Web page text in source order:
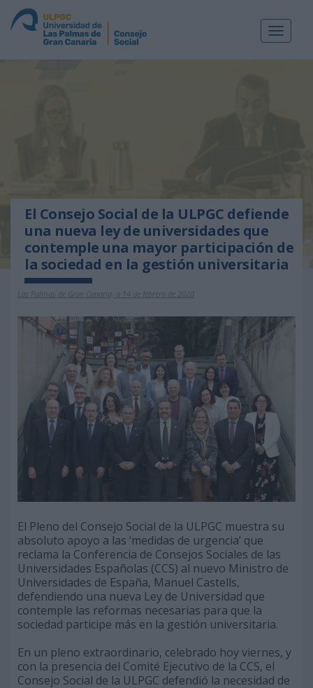
Toggle
El Consejo Social de la ULPGC defiende
una nueva ley de universidades que
contemple una mayor participación de
la sociedad en la gestión universitaria
Las Palmas de Gran Canaria, a 14 de febrero de 2020
El Pleno del Consejo Social de la ULPGC muestra su
absoluto apoyo a las ‘medidas de urgencia’ que
reclama la Conferencia de Consejos Sociales de las
Universidades Españolas (CCS) al nuevo Ministro de
Universidades de España, Manuel Castells,
defendiendo una nueva Ley de Universidad que
contemple las reformas necesarias para que la
sociedad participe más en la gestión universitaria.
En un pleno extraordinario, celebrado hoy viernes, y
con la presencia del Comité Ejecutivo de la CCS, el
Consejo Social de la ULPGC defendió la necesidad de